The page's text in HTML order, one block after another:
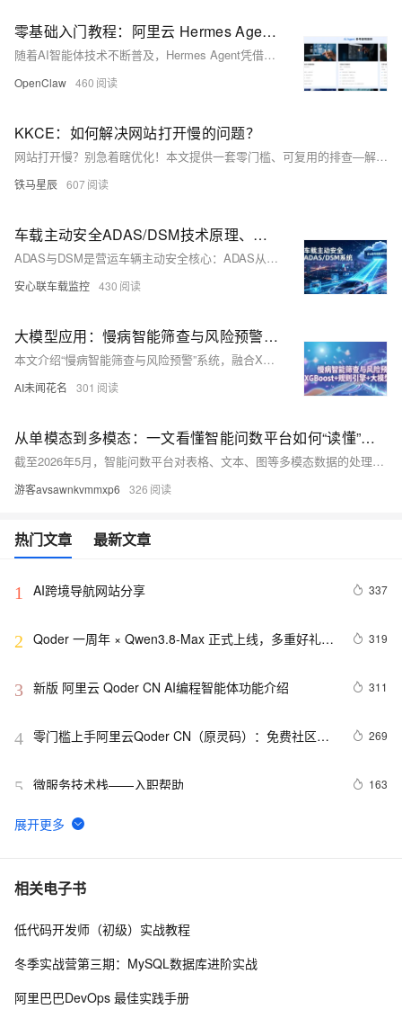
零基础入门教程：阿里云 Hermes Agent 一键部署完整流程详解（图文版）
随着AI智能体技术不断普及，Hermes Agent凭借出色的长对话记忆、复杂任务拆解、逻辑推理与多轮交互能力，成为个人办公、学习答疑、日常协作、智能辅助的热门开源工具。相较于普通对话机器人，Hermes Agent能够完整承接长链路任务、记住全程对话上下文，在深度交流、方案梳理、问题分析等场景表现尤为突出。
OpenClaw 460
KKCE：如何解决网站打开慢的问题？
网站打开慢？别急着瞎优化！本文提供一套零门槛、可复用的排查—解决—维护全流程：先用测速工具+浏览器调试精准定位慢因（服务器/资源/网络/本地），再针对性优化（升配、压缩图片、开CDN、配缓存），最后定期测速清理。小白也能3步提速，稳保秒开！（239字）
铁马星辰 607
车载主动安全ADAS/DSM技术原理、业务应用与安心联平台接入方案
ADAS与DSM是营运车辆主动安全核心：ADAS从前视感知识别前撞、车道偏离、行人风险；DSM通过红外摄像头监测疲劳、分神、抽烟等驾驶异常。二者依托JT/T808及苏标/粤标协议，实现“事前预警—事中告警—事后留痕”全链路防控，已成为两客一危、物流、渣土等场景的合规刚需。（239字）
安心联车载监控 430
大模型应用：慢病智能筛查与风险预警：XGBoost+规则引擎+大模型全解析.106
本文介绍“慢病智能筛查与风险预警”系统，融合XGBoost（精准打分）、规则引擎（合规校验）和大模型（自然语言解读），实现高效、准确、可解释的高血压等慢病风险分级，提升基层诊疗效率与规范性。
AI未闻花名 301
从单模态到多模态：一文看懂智能问数平台如何“读懂”你的表格、文本和图
截至2026年5月，智能问数平台对表格、文本、图等多模态数据的处理已形成四类技术路线：预制SQL、Text2SQL+宽表、预制指标平台及本体语义层。后者在跨模态融合、泛化能力与准确率（闭卷95%+、开卷100%）上优势显著，但需前期语义治理投入；前三者适用固定场景，维护成本随业务扩张呈指数增长。选型关键不在技术优劣，而在匹配组织的数据复杂度、业务变化频率与治理能力。
游客avsawnkvmmxp6 326
热门文章 最新文章
1 AI跨境导航网站分享 337
2 Qoder 一周年 × Qwen3.8-Max 正式上线，多重好礼限
319
3 新版 阿里云 Qoder CN AI编程智能体功能介绍 311
4 零门槛上手阿里云Qoder CN（原灵码）：免费社区
269
5 微服务技术栈——入职帮助 163
6 【新版】阿里云  Qoder CN 功能介绍及配置价格表
7 QoderWork CN是什么？阿里云QoderWork CN介绍：
8 一人用 Qoder 开十二个对话，五天写完全部代码
度指南
相关电子书
低代码开发师（初级）实战教程
冬季实战营第三期：MySQL数据库进阶实战
阿里巴巴DevOps 最佳实践手册